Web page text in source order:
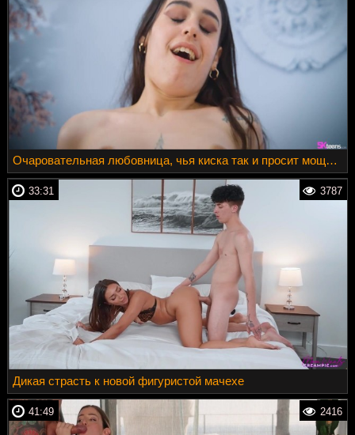
Очаровательная любовница, чья киска так и просит мощного вторжения
3787
33:31
Дикая страсть к новой фигуристой мачехе
2416
41:49